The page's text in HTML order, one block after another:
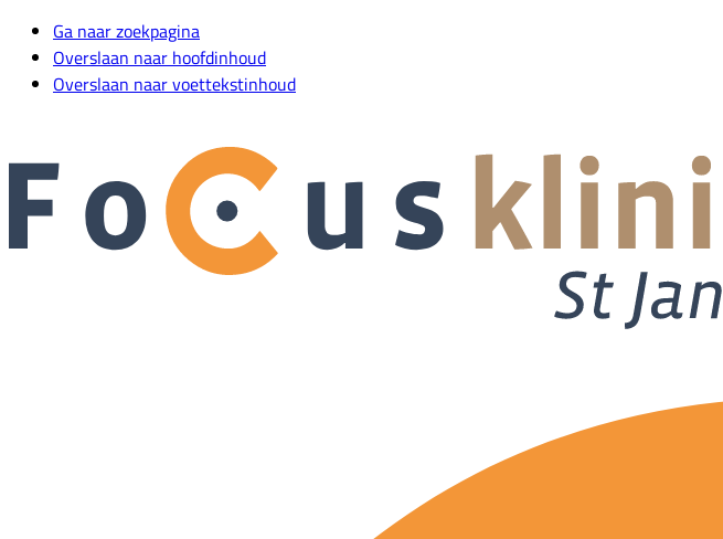
Ga naar zoekpagina
Overslaan naar hoofdinhoud
Overslaan naar voettekstinhoud